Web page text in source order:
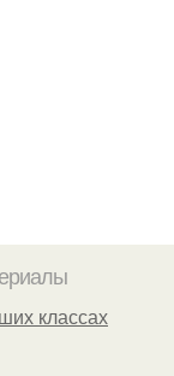
классах